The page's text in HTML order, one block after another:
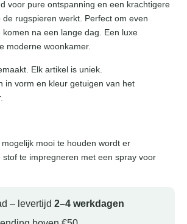
voor pure ontspanning en een krachtigere
rugspieren werkt. Perfect om even
komen na een lange dag. Een luxe
moderne woonkamer.
Elk artikel is uniek.
in vorm en kleur getuigen van het
mooi te houden wordt er
te impregneren met een spray voor
– levertijd 2–4 werkdagen